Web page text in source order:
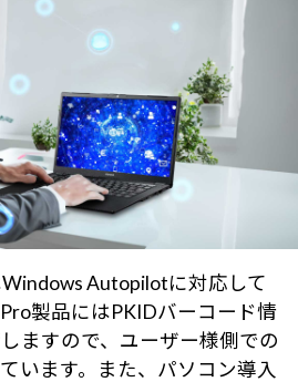
Autopilotに対応して
製品にはPKIDバーコード情
ますので、ユーザー様側での
います。また、パソコン導入